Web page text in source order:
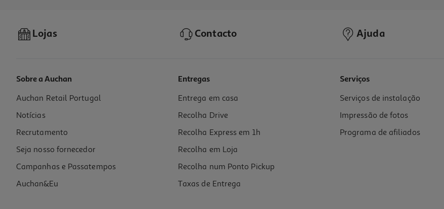
Lojas Contacto Ajuda
Sobre a Auchan
Auchan Retail Portugal
Notícias
Recrutamento
Seja nosso fornecedor
Campanhas e Passatempos
Auchan&Eu
Entregas
Entrega em casa
Recolha Drive
Recolha Express em 1h
Recolha em Loja
Recolha num Ponto Pickup
Taxas de Entrega
Serviços
Serviços de instalação
Impressão de fotos
Programa de afiliados